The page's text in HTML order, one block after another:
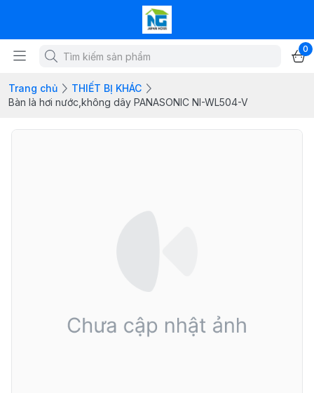
0
Trang chủ
THIẾT BỊ KHÁC
Bàn là hơi nước,không dây PANASONIC NI-WL504-V